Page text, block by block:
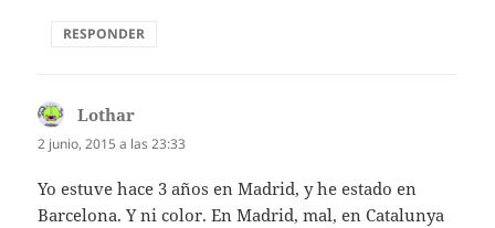
RESPONDER
Lothar
2 junio, 2015 a las 23:33
Yo estuve hace 3 años en Madrid, y he estado en
Barcelona. Y ni color. En Madrid, mal, en Catalunya